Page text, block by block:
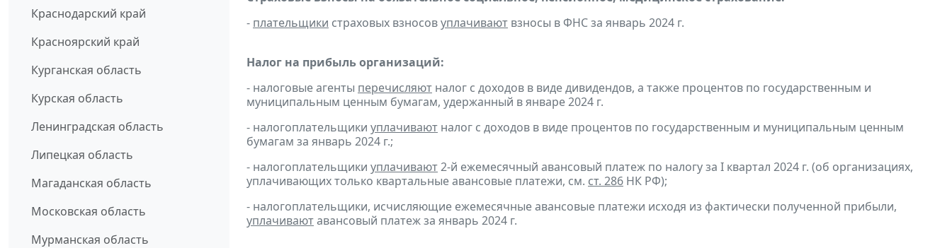
Краснодарский край
Красноярский край
Курганская область
Курская область
Ленинградская область
Липецкая область
Магаданская область
Московская область
Мурманская область
- плательщики страховых взносовуплачивают взносы в ФНС за январь 2024 г.
Налог на прибыль организаций:
- налоговые агенты перечисляют налог с доходов в виде дивидендов, а также процентов по государственным и
муниципальным ценным бумагам, удержанный в январе 2024 г.
- налогоплательщики уплачивают налог с доходов в виде процентов по государственным и муниципальным ценным
бумагам за январь 2024 г.;
- налогоплательщики уплачивают2-й ежемесячный авансовый платеж по налогу за I квартал 2024 г. (об организациях,
уплачивающих только квартальные авансовые платежи, см. ст. 286 НК РФ);
- налогоплательщики, исчисляющие ежемесячные авансовые платежи исходя из фактически полученной прибыли,
уплачиваютавансовый платеж за январь 2024 г.